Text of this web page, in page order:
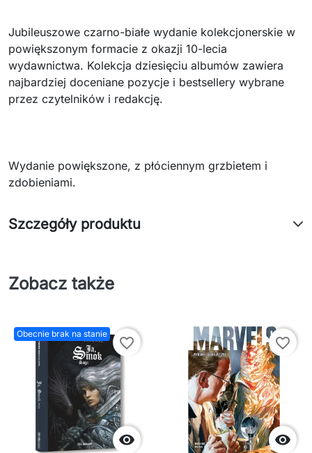
Jubileuszowe czarno-białe wydanie kolekcjonerskie w
powiększonym formacie z okazji 10-lecia
wydawnictwa. Kolekcja dziesięciu albumów zawiera
najbardziej doceniane pozycje i bestsellery wybrane
przez czytelników i redakcję.
Wydanie powiększone, z płóciennym grzbietem i
zdobieniami.
Szczegóły produktu
Zobacz także
Obecnie brak na stanie

favorite_border

favorite_border